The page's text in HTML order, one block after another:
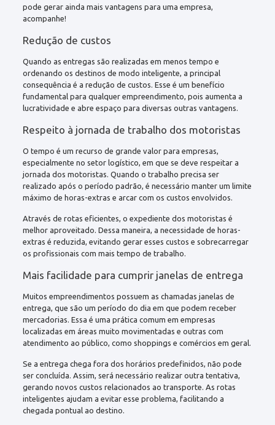
pode gerar ainda mais vantagens para uma empresa,
acompanhe!
Redução de custos
Quando as entregas são realizadas em menos tempo e
ordenando os destinos de modo inteligente, a principal
consequência é a redução de custos. Esse é um benefício
fundamental para qualquer empreendimento, pois aumenta a
lucratividade e abre espaço para diversas outras vantagens.
Respeito à jornada de trabalho dos motoristas
O tempo é um recurso de grande valor para empresas,
especialmente no setor logístico, em que se deve respeitar a
jornada dos motoristas. Quando o trabalho precisa ser
realizado após o período padrão, é necessário manter um limite
máximo de horas-extras e arcar com os custos envolvidos.
Através de rotas eficientes, o expediente dos motoristas é
melhor aproveitado. Dessa maneira, a necessidade de horas-
extras é reduzida, evitando gerar esses custos e sobrecarregar
os profissionais com mais tempo de trabalho.
Mais facilidade para cumprir janelas de entrega
Muitos empreendimentos possuem as chamadas janelas de
entrega, que são um período do dia em que podem receber
mercadorias. Essa é uma prática comum em empresas
localizadas em áreas muito movimentadas e outras com
atendimento ao público, como shoppings e comércios em geral.
Se a entrega chega fora dos horários predefinidos, não pode
ser concluída. Assim, será necessário realizar outra tentativa,
gerando novos custos relacionados ao transporte. As rotas
inteligentes ajudam a evitar esse problema, facilitando a
chegada pontual ao destino.